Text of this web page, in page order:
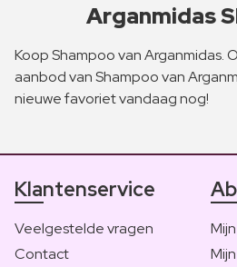
Arganmidas
Koop Shampoo van Arganmidas.
aanbod van Shampoo van
nieuwe favoriet vandaag nog!
Klantenservice
Veelgestelde vragen
Contact